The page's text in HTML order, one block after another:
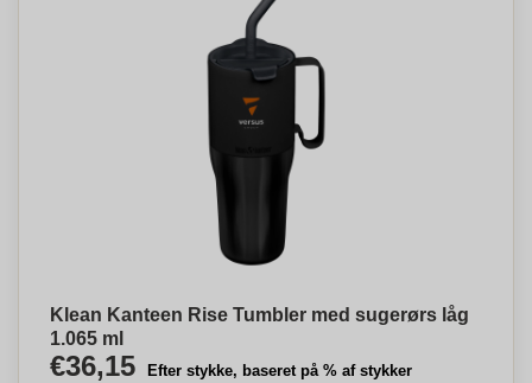
Klean Kanteen Rise Tumbler med sugerørs låg
1.065 ml
€36,15 Efter stykke, baseret på % af stykker